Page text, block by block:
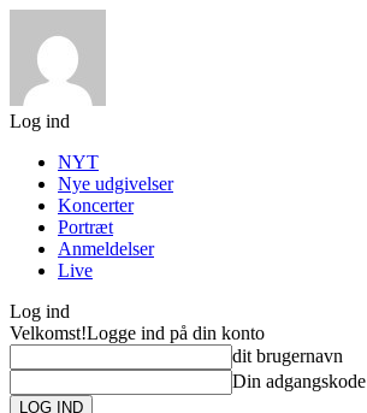
Log ind
NYT
Nye udgivelser
Koncerter
Portræt
Anmeldelser
Live
Log ind
Velkomst!Logge ind på din konto
dit brugernavn
Din adgangskode